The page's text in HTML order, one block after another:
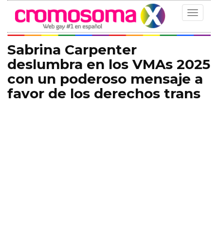
Toggle
Sabrina Carpenter
deslumbra en los VMAs 2025
con un poderoso mensaje a
favor de los derechos trans